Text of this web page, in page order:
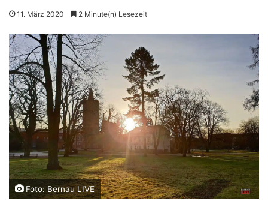
11. März 2020 2 Minute(n) Lesezeit
Foto: Bernau LIVE